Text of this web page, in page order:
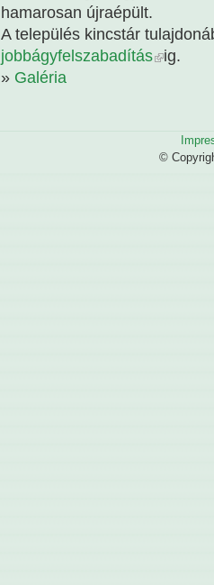
hamarosan újraépült.
A település kincstár
jobbágyfelszabadítás
ig.
» Galéria
©